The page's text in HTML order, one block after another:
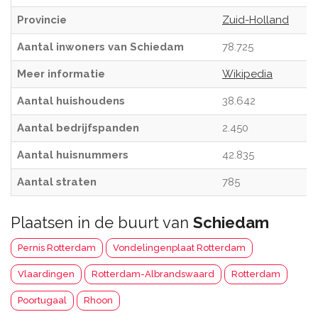
Provincie Zuid-Holland
Aantal inwoners van Schiedam 78.725
Meer informatie Wikipedia
Aantal huishoudens 38.642
Aantal bedrijfspanden 2.450
Aantal huisnummers 42.835
Aantal straten 785
Plaatsen in de buurt van Schiedam
Pernis Rotterdam Vondelingenplaat Rotterdam
Vlaardingen Rotterdam-Albrandswaard Rotterdam
Poortugaal Rhoon